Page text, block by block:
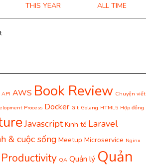
THIS YEAR ALL TIME
API AWS Book Review Chuyện viết
Process Docker Git Golang HTML5 Hợp đồng
Javascript Kinh tế Laravel
& cuộc sống Meetup Microservice Nginx
Productivity QA Quản lý Quản